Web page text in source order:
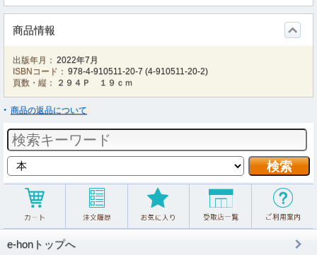
商品情報
出版年月： 2022年7月
ISBNコード： 978-4-910511-20-7 (4-910511-20-2)
頁数・縦：
２９４Ｐ １９ｃｍ
商品の返品について
e-honトップへ